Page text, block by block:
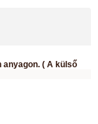
( A külső